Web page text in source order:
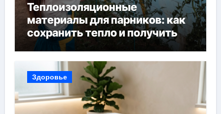
Теплоизоляционные
материалы для парников: как
сохранить тепло и получить
богатый урожай
Здоровье